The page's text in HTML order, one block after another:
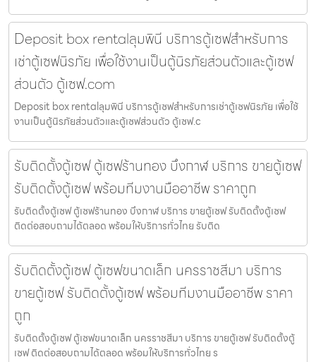
Deposit box rentalลุมพินี บริการตู้เซฟสำหรับการ
เช่าตู้เซฟนิรภัย เพื่อใช้งานเป็นตู้นิรภัยส่วนตัวและตู้เซฟ
ส่วนตัว ตู้เซฟ.com
Deposit box rentalลุมพินี บริการตู้เซฟสำหรับการเช่าตู้เซฟนิรภัย เพื่อใช้
งานเป็นตู้นิรภัยส่วนตัวและตู้เซฟส่วนตัว ตู้เซฟ.c
รับติดตั้งตู้เซฟ ตู้เซฟร้านทอง บึงกาฬ บริการ ขายตู้เซฟ
รับติดตั้งตู้เซฟ พร้อมทีมงานมืออาชีพ ราคาถูก
รับติดตั้งตู้เซฟ ตู้เซฟร้านทอง บึงกาฬ บริการ ขายตู้เซฟ รับติดตั้งตู้เซฟ
ติดต่อสอบถามได้ตลอด พร้อมให้บริการทั่วไทย รับติด
รับติดตั้งตู้เซฟ ตู้เซฟขนาดเล็ก นครราชสีมา บริการ
ขายตู้เซฟ รับติดตั้งตู้เซฟ พร้อมทีมงานมืออาชีพ ราคา
ถูก
รับติดตั้งตู้เซฟ ตู้เซฟขนาดเล็ก นครราชสีมา บริการ ขายตู้เซฟ รับติดตั้งตู้
เซฟ ติดต่อสอบถามได้ตลอด พร้อมให้บริการทั่วไทย ร